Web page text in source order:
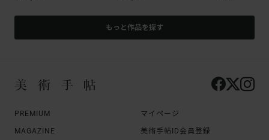
もっと作品を探す
PREMIUM
MAGAZINE
マイページ
美術手帖ID会員登録